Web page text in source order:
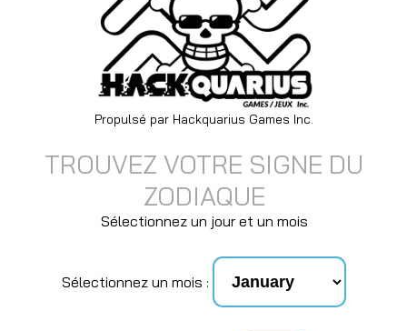
Propulsé par Hackquarius Games Inc.
TROUVEZ VOTRE SIGNE DU
ZODIAQUE
Sélectionnez un jour et un mois
Sélectionnez un mois :